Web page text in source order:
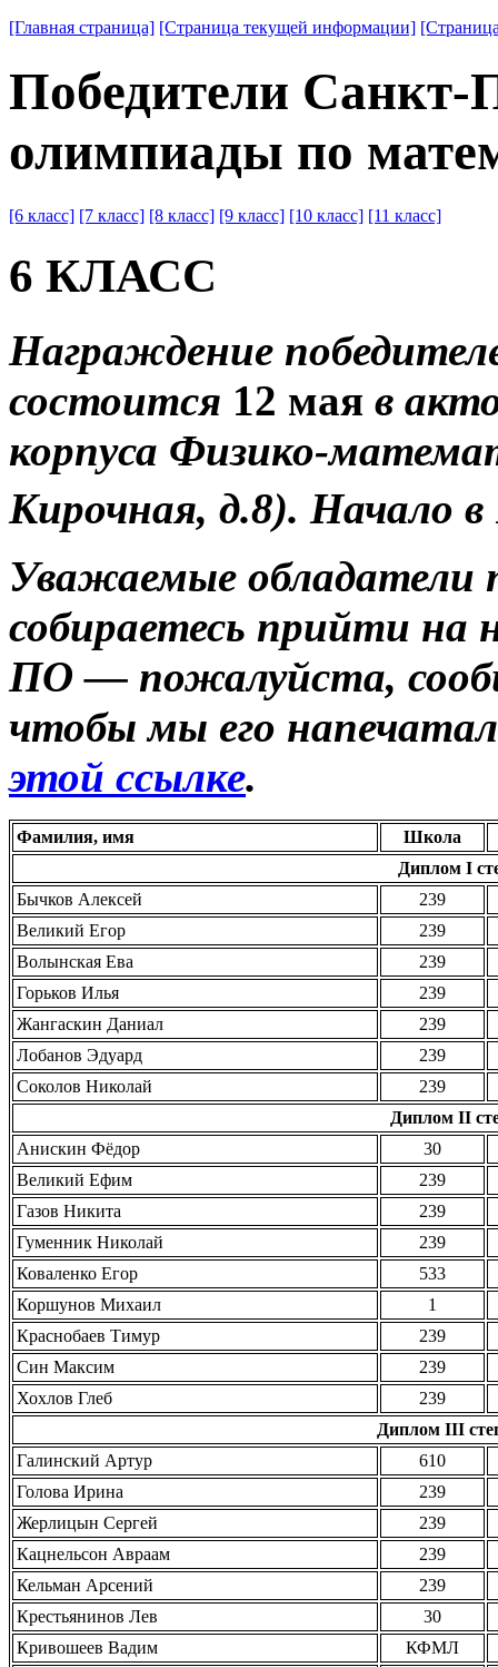
[Главная страница] [Страница текущей информации]
Победители Санкт-
олимпиады по
[6 класс] [7 класс] [8 класс] [9 класс] [10 класс] [11 класс]
6 КЛАСС
Награждение
состоится 12 мая в
корпуса Физико-
Кирочная, д.8). Начало в
Уважаемые обладатели
собираетесь прийти на
ПО — пожалуйста,
чтобы мы его
этой ссылке.
Фамилия, имя
Школа
Диплом I
Бычков Алексей
239
Великий Егор
239
Волынская Ева
239
Горьков Илья
239
Жангаскин Даниал
239
Лобанов Эдуард
239
Соколов Николай
239
Диплом II
Анискин Фёдор
30
Великий Ефим
239
Газов Никита
239
Гуменник Николай
239
Коваленко Егор
533
Коршунов Михаил
1
Краснобаев Тимур
239
Син Максим
239
Хохлов Глеб
239
Диплом III
Галинский Артур
610
Голова Ирина
239
Жерлицын Сергей
239
Кацнельсон Авраам
239
Кельман Арсений
239
Крестьянинов Лев
30
Кривошеев Вадим
КФМЛ